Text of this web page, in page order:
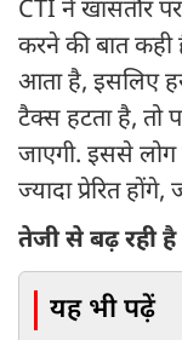
CTI ने खासतौर
करने की बात कही
आता है, इसलिए
टैक्स हटता है, तो
जाएगी. इससे
ज्यादा प्रेरित
तेजी से बढ़ रही
यह भी पढ़ें